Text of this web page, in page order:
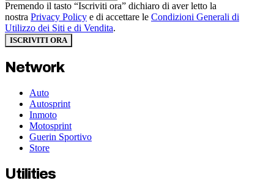
Premendo il tasto “Iscriviti ora” dichiaro di aver letto la
nostra Privacy Policy e di accettare le Condizioni Generali di
Utilizzo dei Siti e di Vendita.
ISCRIVITI ORA
Network
Auto
Autosprint
Inmoto
Motosprint
Guerin Sportivo
Store
Utilities